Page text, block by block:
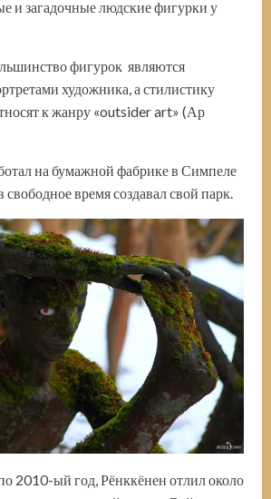
и загадочные людские фигурки у
фигурок являются
художника, а стилистику
к жанру «outsider art» (Ар
на бумажной фабрике в Симпеле
время создавал свой парк.
2010-ый год, Рёнккёнен отлил около